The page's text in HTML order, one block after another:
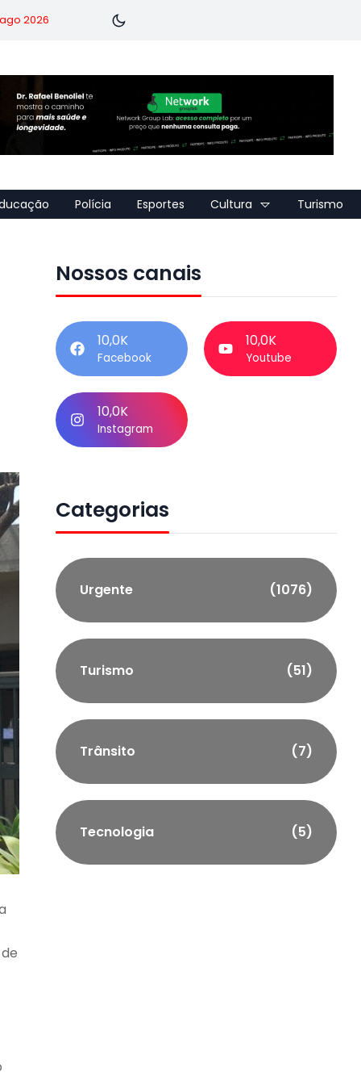
2026
Polícia Esportes Cultura Turismo
Nossos canais
10,0K
Facebook
10,0K
Youtube
10,0K
Instagram
Categorias
Urgente (1076)
Turismo (51)
Trânsito (7)
Tecnologia (5)